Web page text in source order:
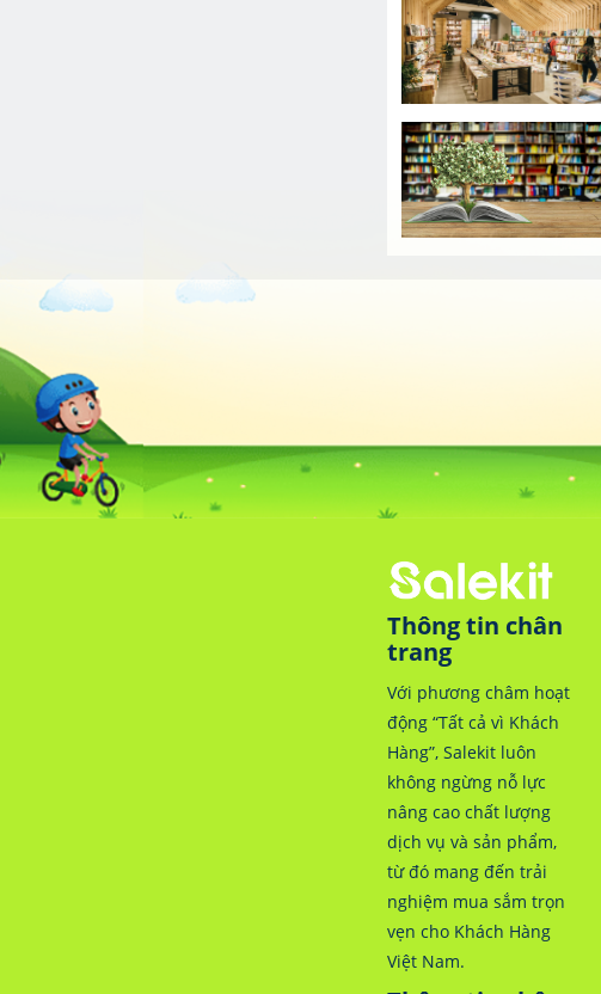
Thông tin chân
trang
Với phương châm hoạt
động “Tất cả vì Khách
Hàng”, Salekit luôn
không ngừng nỗ lực
nâng cao chất lượng
dịch vụ và sản phẩm,
từ đó mang đến trải
nghiệm mua sắm trọn
vẹn cho Khách Hàng
Việt Nam.